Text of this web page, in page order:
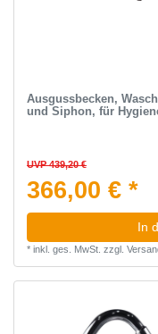
Ausgussbecken,
und Siphon, für
UVP 439,20 €
366,00 € *
In
* inkl. ges. MwSt. zzgl.